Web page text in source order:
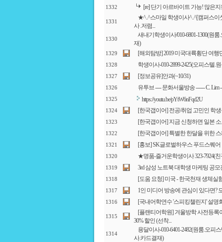
1332 [re] 단기 아르바이트 가능! 많은
1331
★^..^스마일 학생이사^..^[캠퍼스이
사 .저렴...
1330
새내기학생이사/010-6801-1300(원
재)
1329 [해외탐방] 2019 미국대륙횡단 여행
1328 학생이사-010-2899-2425(오피스텔.
1327 [정보공유]안과(~10/31)
1326 유투브 ---- 문화서울방송 ------ C. Lim
1325 https://youtu.be/pYtW6nFqd2U
1324 [한국갭이어] 전공/취업 고민인 학
1323 [한국갭이어] 지금 신청하면 일본
1322 [한국갭이어] 특별한 한달을 위한
1321 [홍보] SK글로벌하우스 푸드스퀘어
1320 ★명품-즐거운학생이사 323-7924(
1319 3rd 삼성 노트북 대학생 마케팅 공모
1318 [도움 요청] 미국 - 한국천재 생체실
1317 1인 미디어 방송에 관심이 있다면?
1316 [국내어학연수 '스피킹챌린지' 설명
1315
[플랜티어학원] 겨울방학 사전등록
30% 할인 (선착...
1314
용달이사-010-6401-2482(원룸.오피
사.카드결재)